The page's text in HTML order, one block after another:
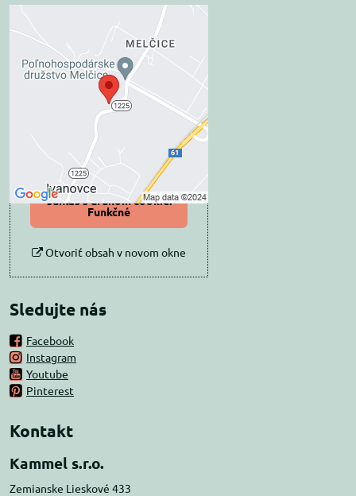
Externý obsah je
blokovaný Voľbami
súkromia
Prajete si načítať externý obsah?
Povoliť tentokrát
Povoliť a zapamätať -
súhlas s druhom cookie:
Funkčné
Otvoriť obsah v novom okne
Sledujte nás
Facebook
Instagram
Youtube
Pinterest
Kontakt
Kammel s.r.o.
Zemianske Lieskové 433